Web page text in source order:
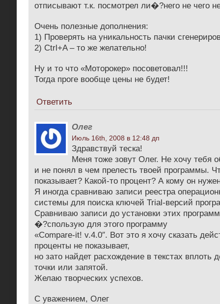
отписывают т.к. посмотрел ли�?него не чего
Очень полезные дополнения:
1) Проверять на уникальность пачки
2) Ctrl+A – то же желательно!
Ну и то что «Моторокер» посоветовал!!!
Тогда проге вообще цены не будет!
Ответить
Олег
Июль 16th, 2008 в 12:48 дп
Здравствуй теска!
Меня тоже зовут Олег. Не хочу тебя
и не понял в чем прелесть твоей программы.
показывает? Какой-то процент? А кому он
Я иногда сравниваю записи реестра
системы для поиска ключей Trial-версий
Сравниваю записи до установки этих
�?спользую для этого программу
«Compare-it! v.4.0″. Вот это я хочу сказать
проценты не показывает,
но зато найдет расхождение в текстах вплоть
точки или запятой.
Желаю творческих успехов.
С уважением, Олег